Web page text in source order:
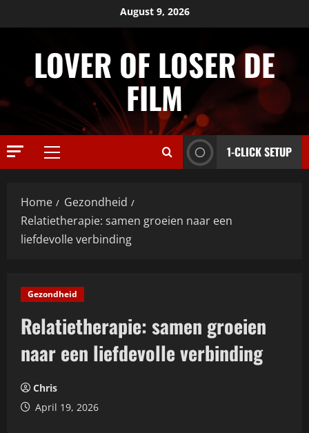
to
August 9, 2026
LOVER OF LOSER DE
FILM
Primary
1-CLICK SETUP
Home
Gezondheid
Relatietherapie: samen groeien naar een
liefdevolle verbinding
Gezondheid
Relatietherapie: samen groeien
naar een liefdevolle verbinding
Chris
April 19, 2026